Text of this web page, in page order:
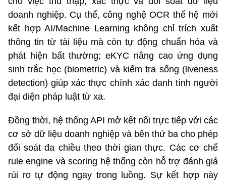
doanh nghiệp. Cụ thể, công nghệ OCR thế hệ mới
kết hợp AI/Machine Learning không chỉ trích xuất
thông tin từ tài liệu mà còn tự động chuẩn hóa và
phát hiện bất thường; eKYC nâng cao ứng dụng
sinh trắc học (biometric) và kiểm tra sống (liveness
detection) giúp xác thực chính xác danh tính người
đại diện pháp luật từ xa.
Đồng thời, hệ thống API mở kết nối trực tiếp với các
cơ sở dữ liệu doanh nghiệp và bên thứ ba cho phép
đối soát đa chiều theo thời gian thực. Các cơ chế
rule engine và scoring hệ thống còn hỗ trợ đánh giá
rủi ro tự động ngay trong luồng. Sự kết hợp này